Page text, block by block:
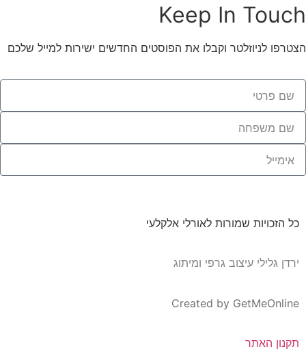
Keep In Touch
הצטרפו לניוזלטר וקבלו את הפוסטים החדשים ישירות למייל שלכם
כל הזכויות שמורות לאורלי אלקלעי
ירדן גלילי עיצוב גרפי ומיתוג
Created by GetMeOnline
תקנון האתר